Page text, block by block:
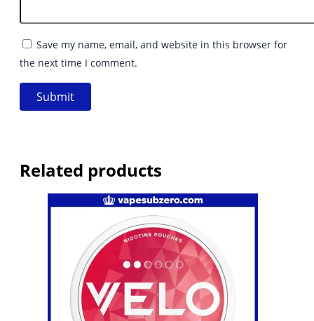
Save my name, email, and website in this browser for
the next time I comment.
Related products